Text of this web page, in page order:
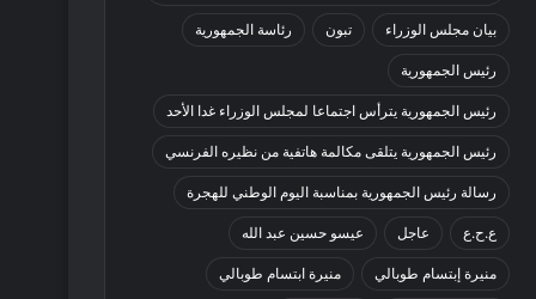
بيان مجلس الوزراء تبون رئاسة الجمهورية
رئيس الجمهورية
رئيس الجمهورية يترأس اجتماعا لمجلس الوزراء غدا الأحد
رئيس الجمهورية يتلقى مكالمة هاتفية من نظيره الفرنسي
رسالة رئيس الجمهورية بمناسبة اليوم الوطني للهجرة
ع.ح.ع عاجل عيسو حسين عبد الله
منيرة إبتسام طوبالي منيرة ابتسام طوبالي